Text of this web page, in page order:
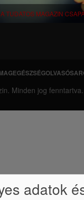
A TUDATOS MAGAZIN
EGÉSZSÉG
Minden jog
adatok